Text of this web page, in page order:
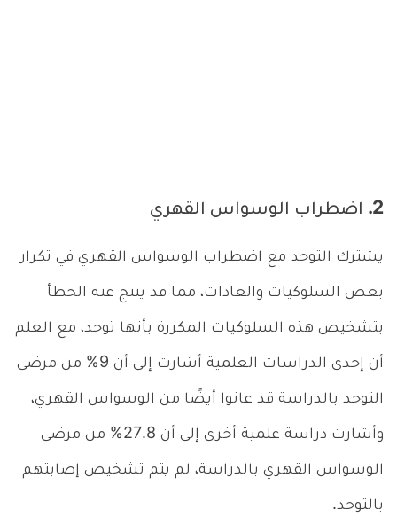
2. اضطراب الوسواس القهري
يشترك التوحد مع اضطراب الوسواس القهري في تكرار
بعض السلوكيات والعادات، مما قد ينتج عنه الخطأ
بتشخيص هذه السلوكيات المكررة بأنها توحد، مع العلم
أن إحدى الدراسات العلمية أشارت إلى أن 9% من مرضى
التوحد بالدراسة قد عانوا أيضًا من الوسواس القهري،
وأشارت دراسة علمية أخرى إلى أن 27.8% من مرضى
الوسواس القهري بالدراسة، لم يتم تشخيص إصابتهم
بالتوحد.